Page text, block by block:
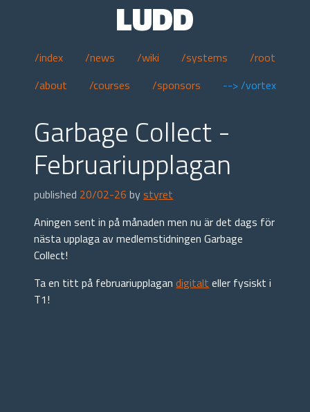
LUDD
/index /news /wiki /systems
/root
/about
/courses /sponsors --> /vortex
Garbage Collect -
Februariupplagan
published 20/02-26 bystyret
Aningen sent in på månaden men nu är det dags för
nästa upplaga av medlemstidningen Garbage
Collect!
Ta en titt på februariupplagandigitalt eller fysiskt i
T1!